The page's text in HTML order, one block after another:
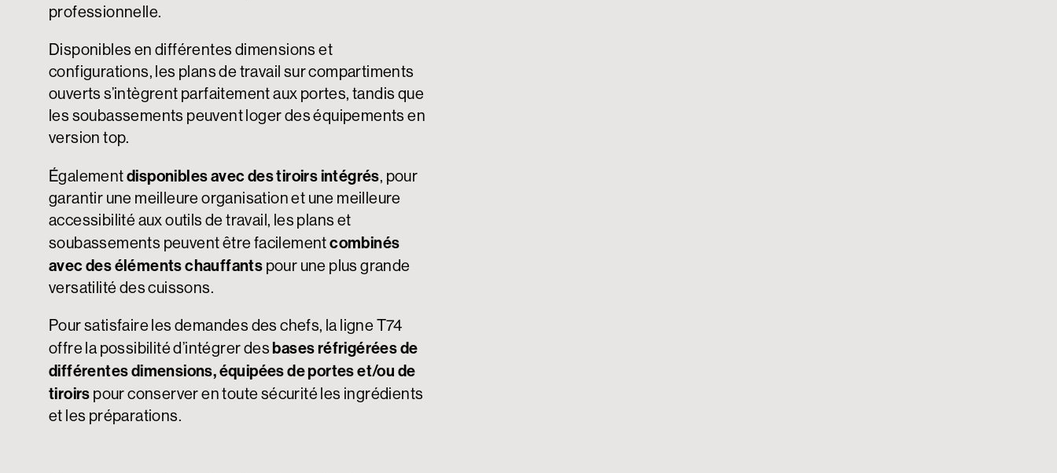
professionnelle.
Disponibles en différentes dimensions et
configurations, les plans de travail sur compartiments
ouverts s’intègrent parfaitement aux portes, tandis que
les soubassements peuvent loger des équipements en
version top.
Égalementdisponibles avec des tiroirs intégrés, pour
garantir une meilleure organisation et une meilleure
accessibilité aux outils de travail, les plans et
soubassements peuvent être facilementcombinés
avec des éléments chauffants pour une plus grande
versatilité des cuissons.
Pour satisfaire les demandes des chefs, la ligne T74
offre la possibilité d’intégrer desbases réfrigérées de
différentes dimensions, équipées de portes et/ou de
tiroirs pour conserver en toute sécurité les ingrédients
et les préparations.